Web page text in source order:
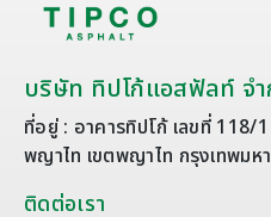
บริษัท ทิปโก้แอสฟัลท์ จ
ที่อยู่ : อาคารทิปโก้ เลขที่ 118/
พญาไท เขตพญาไท กรุงเทพมห
ติดต่อเรา